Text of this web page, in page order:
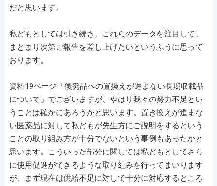
だと思います。
私どもとしては引き続き、これらのデータを注目して、
まとまり次第ご報告を差し上げたいというふうに思って
おります。
資料19ページ「後発品への置換えが進まない長期収載品
について」でございますが、やはり我々の努力不足とい
うことは確かにあろうかと思います。置き換えが進まな
い医薬品に対して私どもが先生方にご説明をするという
ことの取り組み方が十分でないという事例もあったかと
思います。こういった部分に関しては私どもとしてさら
に使用促進ができるような取り組みを行ってまいります
が、まず現在は供給不足に対して十分に対応するところ